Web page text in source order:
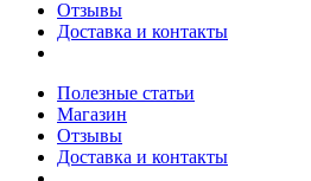
Отзывы
Доставка и контакты
Полезные статьи
Магазин
Отзывы
Доставка и контакты